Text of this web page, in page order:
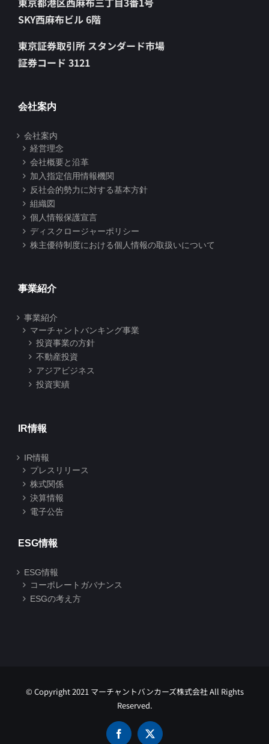
SKY西麻布ビル 6階
東京証券取引所 スタンダード市場
証券コード 3121
会社案内
会社案内
経営理念
会社概要と沿革
加入指定信用情報機関
反社会的勢力に対する基本方針
組織図
個人情報保護宣言
ディスクロージャーポリシー
株主優待制度における個人情報の取扱いについて
事業紹介
事業紹介
マーチャントバンキング事業
投資事業の方針
不動産投資
アジアビジネス
投資実績
IR情報
IR情報
プレスリリース
株式関係
決算情報
電子公告
ESG情報
ESG情報
コーポレートガバナンス
ESGの考え方
© Copyright 2021 マーチャントバンカーズ株式会社 All Rights
Reserved.
Facebook
X